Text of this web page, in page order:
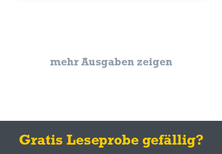
mehr Ausgaben zeigen
Gratis Leseprobe gefällig?